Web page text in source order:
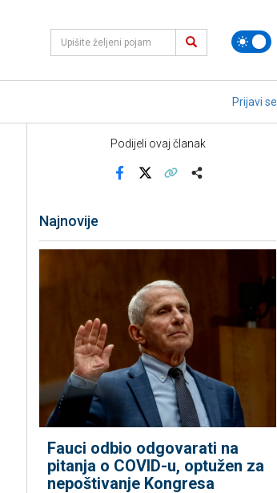
Prijavi se
Podijeli ovaj članak
Najnovije
Fauci odbio odgovarati na
pitanja o COVID-u, optužen za
nepoštivanje Kongresa